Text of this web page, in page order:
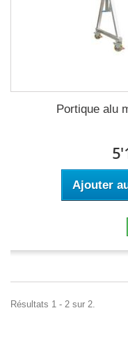
Portique alu
Ajouter
Résultats 1 - 2 sur 2.